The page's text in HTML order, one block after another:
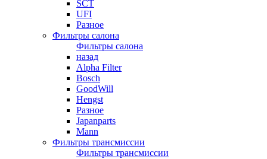
SCT
UFI
Разное
Фильтры салона
Фильтры салона
назад
Alpha Filter
Bosch
GoodWill
Hengst
Разное
Japanparts
Mann
Фильтры трансмиссии
Фильтры трансмиссии